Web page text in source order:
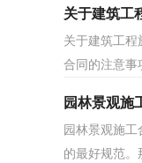
关于建筑工
关于建筑工
合同的注意事
园林景观施
园林景观施
的最好规范。